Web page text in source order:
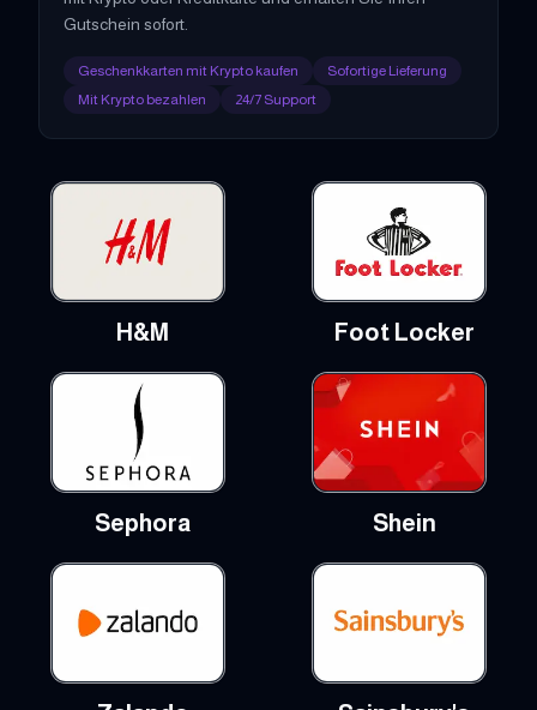
Gutschein sofort.
Geschenkkarten mit Krypto kaufen
Sofortige Lieferung
Mit Krypto bezahlen
24/7 Support
H&M Foot Locker
Sephora Shein